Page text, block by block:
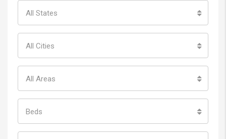
All States
All Cities
All Areas
Beds